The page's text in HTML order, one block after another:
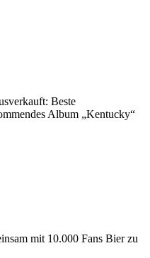
Beste
Album „Kentucky“
mit 10.000 Fans Bier zu